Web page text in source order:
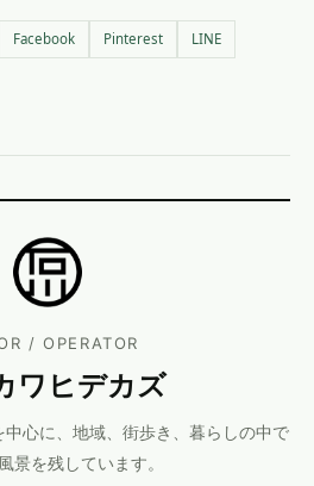
Facebook Pinterest LINE
/ OPERATOR
カワヒデカズ
心に、地域、街歩き、暮らしの中で
景を残しています。